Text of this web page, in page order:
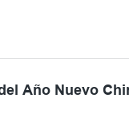
Año Nuevo